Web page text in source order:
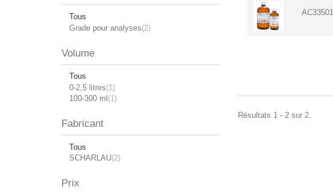
Tous
Grade pour analyses(2)
Volume
Tous
0-2,5 litres(1)
100-300 ml (1)
Fabricant
Tous
SCHARLAU(2)
Prix
Résultats 1 - 2 sur 2.